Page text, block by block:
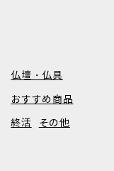
仏壇・仏具
おすすめ商品
終活 その他